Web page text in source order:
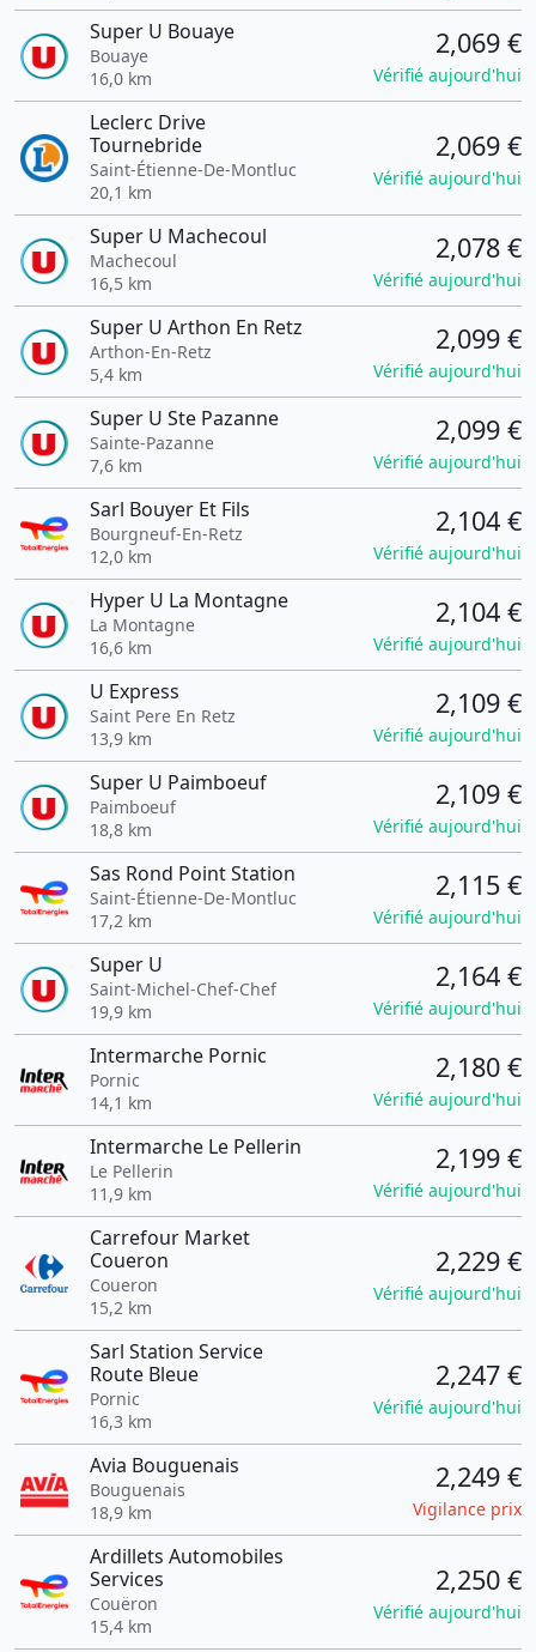
Super U Bouaye
Bouaye
16,0 km
2,069 €
Vérifié aujourd'hui
Leclerc Drive
Tournebride
Saint-Étienne-De-Montluc
20,1 km
2,069 €
Vérifié aujourd'hui
Super U Machecoul
Machecoul
16,5 km
2,078 €
Vérifié aujourd'hui
Super U Arthon En Retz
Arthon-En-Retz
5,4 km
2,099 €
Vérifié aujourd'hui
Super U Ste Pazanne
Sainte-Pazanne
7,6 km
2,099 €
Vérifié aujourd'hui
Sarl Bouyer Et Fils
Bourgneuf-En-Retz
12,0 km
2,104 €
Vérifié aujourd'hui
Hyper U La Montagne
La Montagne
16,6 km
2,104 €
Vérifié aujourd'hui
U Express
Saint Pere En Retz
13,9 km
2,109 €
Vérifié aujourd'hui
Super U Paimboeuf
Paimboeuf
18,8 km
2,109 €
Vérifié aujourd'hui
Sas Rond Point Station
Saint-Étienne-De-Montluc
17,2 km
2,115 €
Vérifié aujourd'hui
Super U
Saint-Michel-Chef-Chef
19,9 km
2,164 €
Vérifié aujourd'hui
Intermarche Pornic
Pornic
14,1 km
2,180 €
Vérifié aujourd'hui
Intermarche Le Pellerin
Le Pellerin
11,9 km
2,199 €
Vérifié aujourd'hui
Carrefour Market
Coueron
Coueron
15,2 km
2,229 €
Vérifié aujourd'hui
Sarl Station Service
Route Bleue
Pornic
16,3 km
2,247 €
Vérifié aujourd'hui
Avia Bouguenais
Bouguenais
18,9 km
2,249 €
Vigilance prix
Ardillets Automobiles
Services
Couëron
15,4 km
2,250 €
Vérifié aujourd'hui